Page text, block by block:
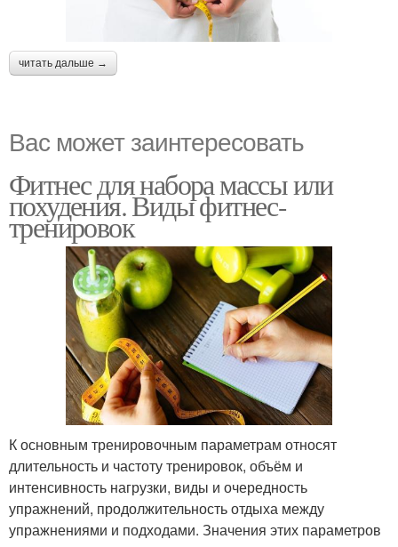
читать дальше →
Вас может заинтересовать
Фитнес для набора массы или
похудения. Виды фитнес-
тренировок
К основным тренировочным параметрам относят
длительность и частоту тренировок, объём и
интенсивность нагрузки, виды и очередность
упражнений, продолжительность отдыха между
упражнениями и подходами. Значения этих параметров